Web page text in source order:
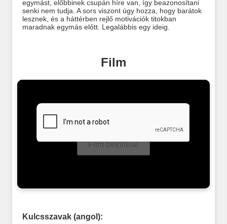
egymást, előbbinek csupán híre van, így beazonosítani
senki nem tudja. A sors viszont úgy hozza, hogy barátok
lesznek, és a háttérben rejlő motivációk titokban
maradnak egymás előtt. Legalábbis egy ideig.
Film
Film betöltése
Kulcsszavak (angol):